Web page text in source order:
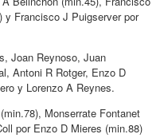
y Francisco J Puigserver por
Joan Reynoso, Juan
Antoni R Rotger, Enzo D
y Lorenzo A Reynes.
Monserrate Fontanet
por Enzo D Mieres (min.88)